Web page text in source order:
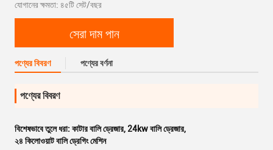
যোগানের ক্ষমতা: ৪৫টি সেট/বছর
সেরা দাম পান
পণ্যের বিবরণ পণ্যের বর্ণনা
পণ্যের বিবরণ
বিশেষভাবে তুলে ধরা: কাটার বালি ড্রেজার, 24kw বালি ড্রেজার,
২৪ কিলোওয়াট বালি ড্রেগিং মেশিন